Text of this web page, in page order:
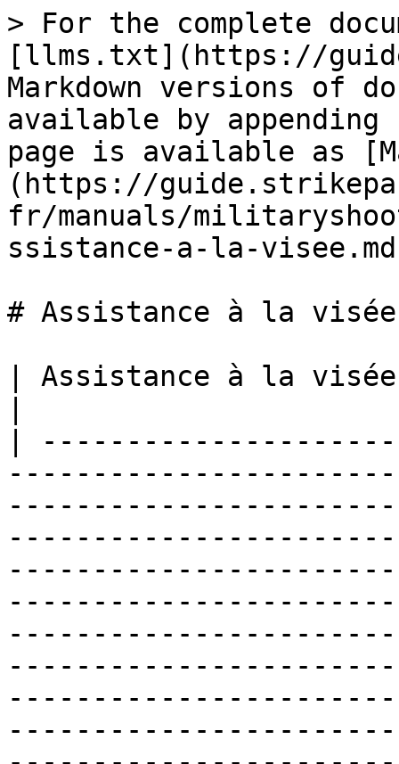
> For the complete
[llms.txt](https://
Markdown versions of
available by
page is available as
(https://
fr/manuals/
ssistance-a-la-
# Assistance à la visée
| Assistance à la visée
|